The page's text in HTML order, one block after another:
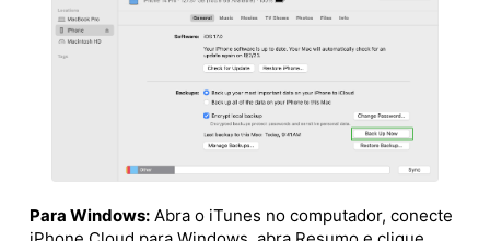
Para Windows: Abra o iTunes no computador, conecte